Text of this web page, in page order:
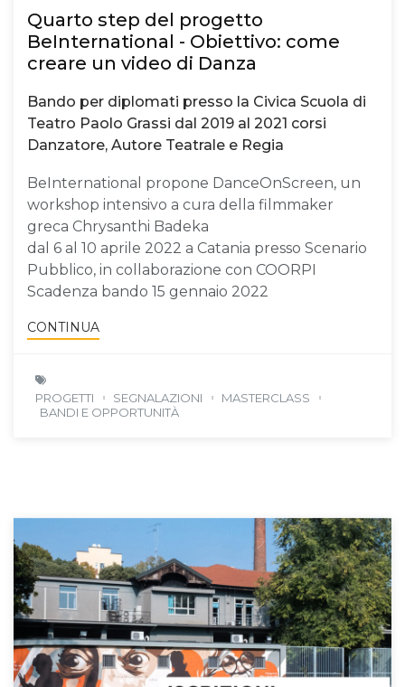
Quarto step del progetto
BeInternational - Obiettivo: come
creare un video di Danza
Bando per diplomati presso la Civica Scuola di
Teatro Paolo Grassi dal 2019 al 2021 corsi
Danzatore, Autore Teatrale e Regia
BeInternational propone DanceOnScreen, un
workshop intensivo a cura della filmmaker
greca Chrysanthi Badeka
dal 6 al 10 aprile 2022 a Catania presso Scenario
Pubblico, in collaborazione con COORPI
Scadenza bando 15 gennaio 2022
CONTINUA
PROGETTI SEGNALAZIONI
MASTERCLASS
BANDI E OPPORTUNITÀ